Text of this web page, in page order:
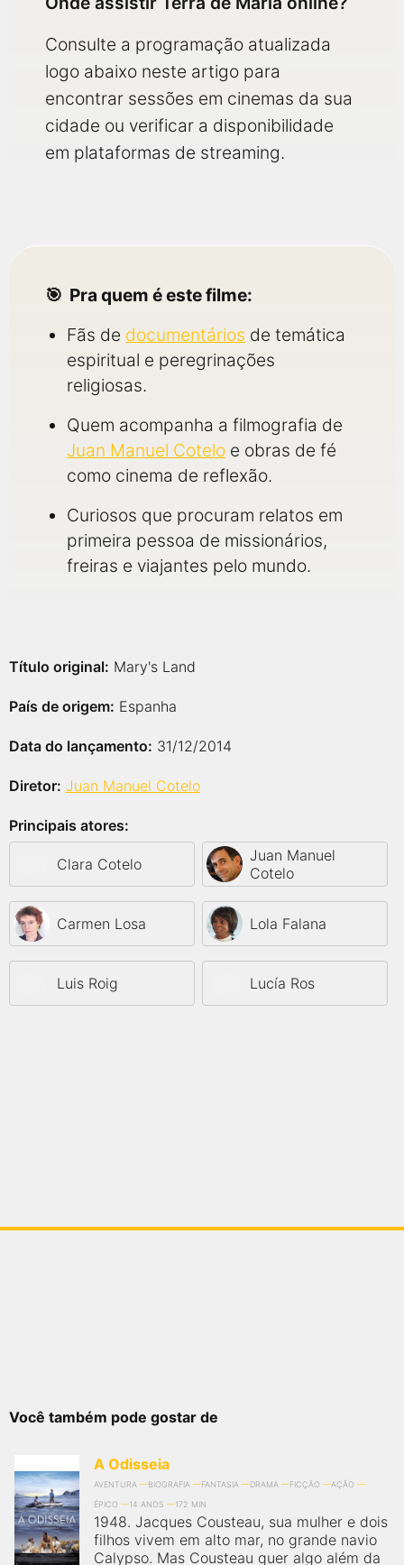
Consulte a programação atualizada
logo abaixo neste artigo para
encontrar sessões em cinemas da sua
cidade ou verificar a disponibilidade
em plataformas de streaming.
Pra quem é este filme:
Fãs de documentários de temática
espiritual e peregrinações
religiosas.
Quem acompanha a filmografia de
Juan Manuel Cotelo e obras de fé
como cinema de reflexão.
Curiosos que procuram relatos em
primeira pessoa de missionários,
freiras e viajantes pelo mundo.
Título original: Mary's Land
País de origem: Espanha
Data do lançamento: 31/12/2014
Diretor: Juan Manuel Cotelo
Principais atores:
Clara Cotelo
Juan Manuel
Cotelo
Carmen Losa Lola Falana
Luis Roig Lucía Ros
Você também pode gostar de
A Odisseia
AVENTURA BIOGRAFIA FANTASIA DRAMA FICÇÃO
AÇÃO
ÉPICO
14 ANOS 172 MIN
1948. Jacques Cousteau, sua mulher e dois
filhos vivem em alto mar, no grande navio
Calypso. Mas Cousteau quer algo além da